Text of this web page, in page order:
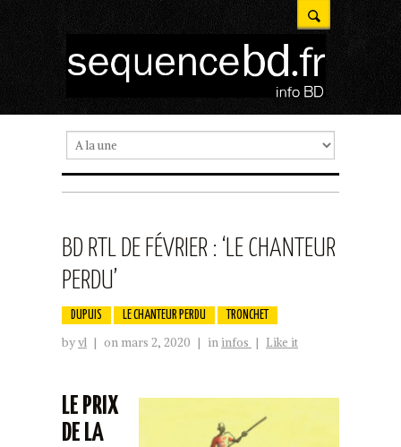
BD RTL DE FÉVRIER : ‘LE CHANTEUR
PERDU’
DUPUIS LE CHANTEUR PERDU TRONCHET
byvl | on mars 2, 2020 | in infos | Like it
LE PRIX
DE LA